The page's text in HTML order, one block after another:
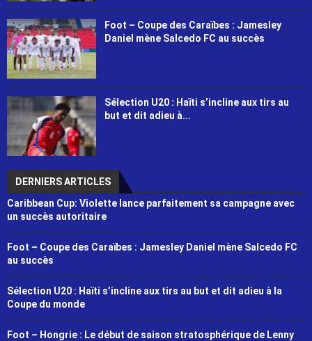
Foot – Coupe des Caraïbes : Jamesley
Daniel mène Salcedo FC au succès
Sélection U20 : Haïti s’incline aux tirs au
but et dit adieu à...
DERNIERS ARTICLES
Caribbean Cup: Violette lance parfaitement sa campagne avec
un succès autoritaire
Foot – Coupe des Caraïbes : Jamesley Daniel mène Salcedo FC
au succès
Sélection U20 : Haïti s’incline aux tirs au but et dit adieu à la
Coupe du monde
Foot – Hongrie : Le début de saison stratosphérique de Lenny